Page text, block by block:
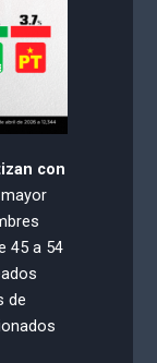
con
45 a 54
de